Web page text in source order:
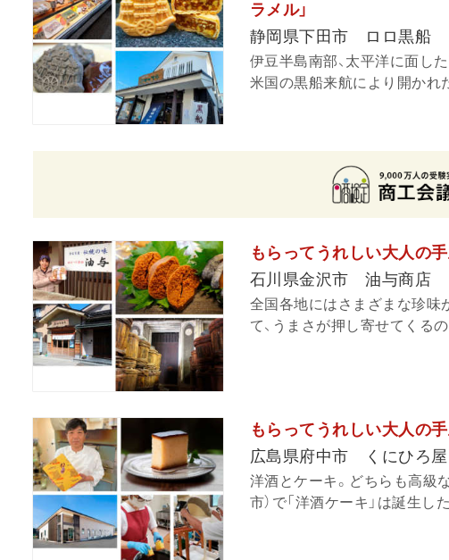
ラメル」
静岡県下田市 ロロ黒船
伊豆半島南部、太平洋に面し
米国の黒船来航により開かれ
もらってうれしい大人の
石川県金沢市 油与商店
全国各地にはさまざまな珍味
て、うまさが押し寄せてくる
もらってうれしい大人の
広島県府中市 くにひろ屋
洋酒とケーキ。どちらも高級
市）で「洋酒ケーキ」は誕生し